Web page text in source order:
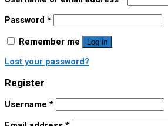
Password *
Remember me Log in
Lost your password?
Register
Username *